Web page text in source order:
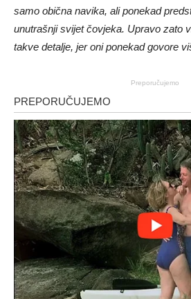
samo obična navika, ali ponekad
unutrašnji svijet čovjeka. Upravo zato
takve detalje, jer oni ponekad govore
Preporučujemo